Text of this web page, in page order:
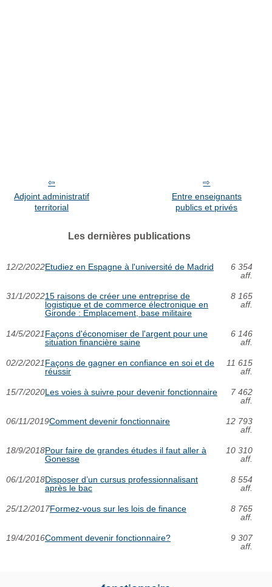
Adjoint administratif
territorial
Entre enseignants
publics et privés
Les dernières publications
12/2/2022Etudiez en Espagne à l'université de Madrid
6 354
aff.
31/1/202215 raisons de créer une entreprise de
logistique et de commerce électronique en
Gironde : Emplacement, base militaire
8 165
aff.
14/5/2021Façons d'économiser de l'argent pour une
situation financière saine
6 146
aff.
02/2/2021Façons de gagner en confiance en soi et de
réussir
11 615
aff.
15/7/2020Les voies à suivre pour devenir fonctionnaire
7 462
aff.
06/11/2019Comment devenir fonctionnaire
12 793
aff.
18/9/2018Pour faire de grandes études il faut aller à
Gonesse
10 310
aff.
06/1/2018Disposer d’un cursus professionnalisant
après le bac
8 554
aff.
25/12/2017Formez-vous sur les lois de finance
8 765
aff.
19/4/2016Comment devenir fonctionnaire?
9 307
aff.